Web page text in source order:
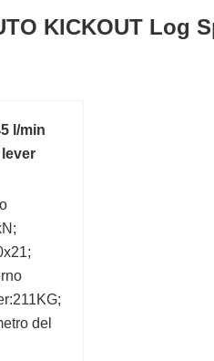
KICKOUT Log
l/min
del